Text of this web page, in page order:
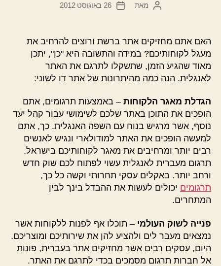
המחבר
מאת
תאריך
26 באוגוסט 2012
האם אתם מחזיקים אתר ברשת ורוצים להרחיב את
מעגל לקוחותיכם? במידה והתשובה היא "כן", יתכן
מאוד שהגיע הזמן, שתשקלו לתרגם את האתר
לאנגלית. הנה כמה מהיתרונות של אתר דו לשוני:
הגדלת מאגר הלקוחות – באמצעות תרגומים, אתם
הופכים את התוכן באתר שלכם לשימושי עבור קהל יעד
נוסף, אשר מרגיש בנוח עם השפה האנגלית. כך, אתם
למעשה הופכים את האתר למודולארי ונגיש לאנשים
רבים יותר ומרחיבים את מאגר לקוחותיכם בישראל.
תרגום מעברית לאנגלית עשוי לפתוח לכם שוק חדש
ורחב יותר. באקלים עסקי תחרותי וקשה כל כך,
תרגומים יכולים לעשות את ההבדל בינך לבין
המתחרים.
פנייה לשוק העולמי – תוכלו אף לפנות ללקוחות אשר
נמצאים מעבר לים ולהציע להן את שירותיכם ומוצריכם.
היום, עסקים רבים אשר מחזיקים אתר בעברית, פונות
אל חברות תרגום מסמכים בכדי לתרגם את האתר.